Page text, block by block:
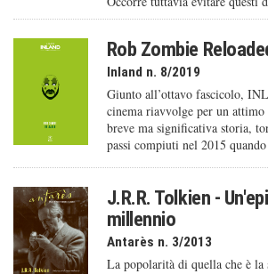
Rob Zombie
Inland n. 8/2019
Giunto all’ottavo fascicolo,
cinema riavvolge per un
breve ma significativa storia,
passi compiuti nel 2015
J.R.R. Tolkien -
millennio
Antarès n. 3/2013
La popolarità di quella che è la